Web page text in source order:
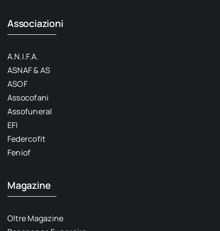
Associazioni
A.N.I.F.A.
ASNAF & AS
ASOF
Assocofani
Assofuneral
EFI
Federcofit
Feniof
Magazine
Oltre Magazine